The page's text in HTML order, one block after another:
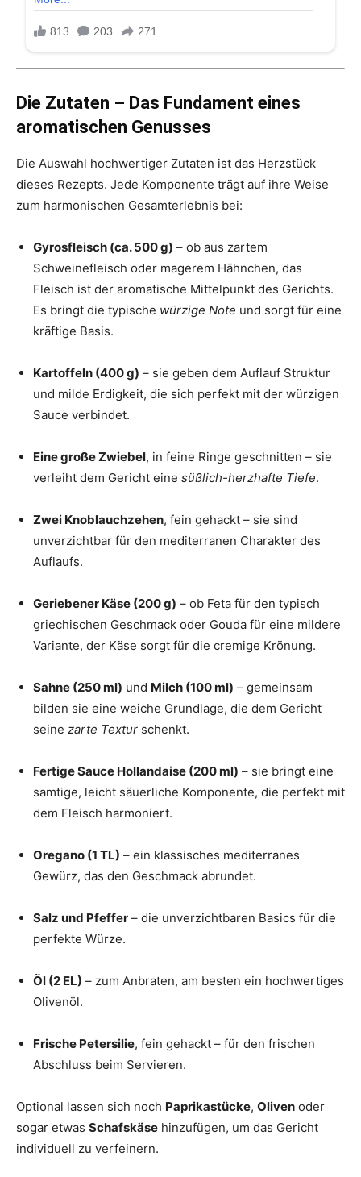
Die Zutaten – Das Fundament eines
aromatischen Genusses
Die Auswahl hochwertiger Zutaten ist das Herzstück
dieses Rezepts. Jede Komponente trägt auf ihre Weise
zum harmonischen Gesamterlebnis bei:
Gyrosfleisch (ca. 500 g) – ob aus zartem
Schweinefleisch oder magerem Hähnchen, das
Fleisch ist der aromatische Mittelpunkt des Gerichts.
Es bringt die typische würzige Note und sorgt für eine
kräftige Basis.
Kartoffeln (400 g) – sie geben dem Auflauf Struktur
und milde Erdigkeit, die sich perfekt mit der würzigen
Sauce verbindet.
Eine große Zwiebel, in feine Ringe geschnitten – sie
verleiht dem Gericht eine süßlich-herzhafte Tiefe.
Zwei Knoblauchzehen, fein gehackt – sie sind
unverzichtbar für den mediterranen Charakter des
Auflaufs.
Geriebener Käse (200 g) – ob Feta für den typisch
griechischen Geschmack oder Gouda für eine mildere
Variante, der Käse sorgt für die cremige Krönung.
Sahne (250 ml) und Milch (100 ml) – gemeinsam
bilden sie eine weiche Grundlage, die dem Gericht
seine zarte Textur schenkt.
Fertige Sauce Hollandaise (200 ml) – sie bringt eine
samtige, leicht säuerliche Komponente, die perfekt mit
dem Fleisch harmoniert.
Oregano (1 TL) – ein klassisches mediterranes
Gewürz, das den Geschmack abrundet.
Salz und Pfeffer – die unverzichtbaren Basics für die
perfekte Würze.
Öl (2 EL) – zum Anbraten, am besten ein hochwertiges
Olivenöl.
Frische Petersilie, fein gehackt – für den frischen
Abschluss beim Servieren.
Optional lassen sich noch Paprikastücke, Oliven oder
sogar etwas Schafskäse hinzufügen, um das Gericht
individuell zu verfeinern.